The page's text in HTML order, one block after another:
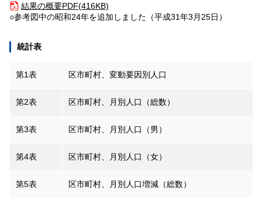
結果の概要PDF(416KB)
○参考図中の昭和24年を追加しました（平成31年3月25日）
統計表
第1表 区市町村、変動要因別人口
第2表 区市町村、月別人口（総数）
第3表 区市町村、月別人口（男）
第4表 区市町村、月別人口（女）
第5表 区市町村、月別人口増減（総数）